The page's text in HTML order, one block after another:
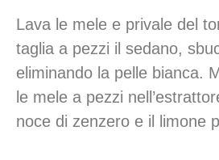
Lava le mele e privale del
taglia a pezzi il sedano,
eliminando la pelle bianca.
le mele a pezzi
noce di zenzero e il limone